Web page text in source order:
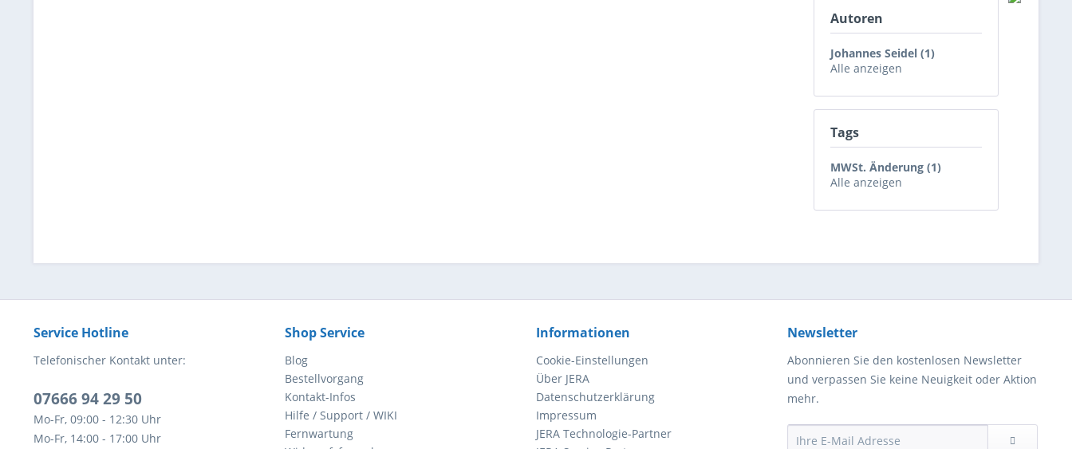
Autoren
Johannes Seidel (1)
Alle anzeigen
Tags
MWSt. Änderung (1)
Alle anzeigen
Service Hotline
Telefonischer Kontakt unter:
07666 94 29 50
Mo-Fr, 09:00 - 12:30 Uhr
Mo-Fr, 14:00 - 17:00 Uhr
Shop Service
Blog
Bestellvorgang
Kontakt-Infos
Hilfe / Support / WIKI
Fernwartung
Informationen
Cookie-Einstellungen
Über JERA
Datenschutzerklärung
Impressum
JERA Technologie-Partner
Newsletter
Abonnieren Sie den kostenlosen Newsletter
und verpassen Sie keine Neuigkeit oder Aktion
mehr.